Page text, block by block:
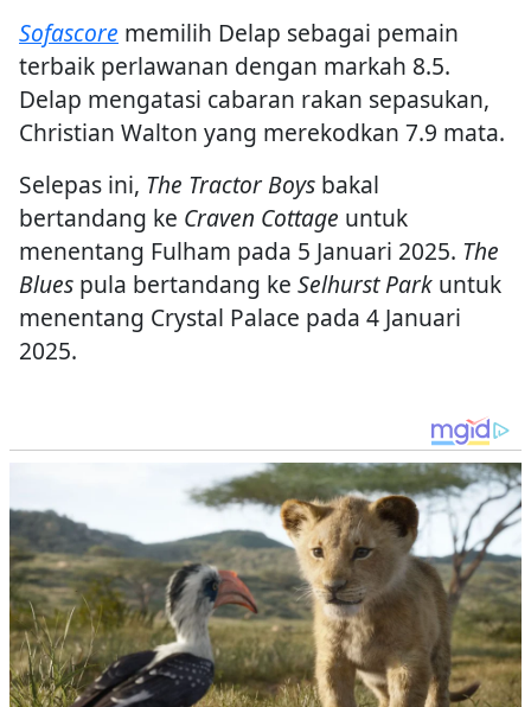
Sofascore memilih Delap sebagai pemain
terbaik perlawanan dengan markah 8.5.
Delap mengatasi cabaran rakan sepasukan,
Christian Walton yang merekodkan 7.9 mata.
Selepas ini, The Tractor Boys bakal
bertandang ke Craven Cottage untuk
menentang Fulham pada 5 Januari 2025. The
Blues pula bertandang ke Selhurst Park untuk
menentang Crystal Palace pada 4 Januari
2025.